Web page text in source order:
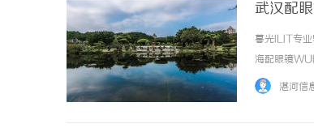
武汉配
暮光ILIT专
海配眼镜
品牌，现于
湛河信
武汉配眼镜 上海配眼镜